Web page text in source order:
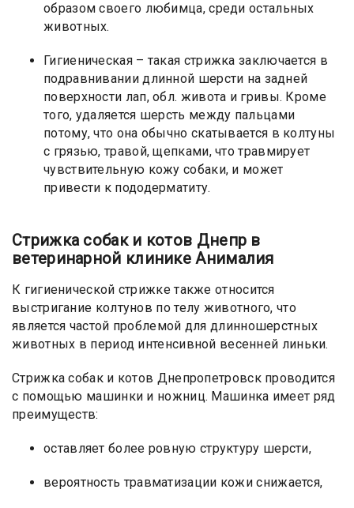
образом своего любимца, среди остальных
животных.
Гигиеническая – такая стрижка заключается в
подравнивании длинной шерсти на задней
поверхности лап, обл. живота и гривы. Кроме
того, удаляется шерсть между пальцами
потому, что она обычно скатывается в колтуны
с грязью, травой, щепками, что травмирует
чувствительную кожу собаки, и может
привести к пододерматиту.
Стрижка собак и котов Днепр в
ветеринарной клинике Анималия
К гигиенической стрижке также относится
выстригание колтунов по телу животного, что
является частой проблемой для длинношерстных
животных в период интенсивной весенней линьки.
Стрижка собак и котов Днепропетровск проводится
с помощью машинки и ножниц. Машинка имеет ряд
преимуществ:
оставляет более ровную структуру шерсти,
вероятность травматизации кожи снижается,